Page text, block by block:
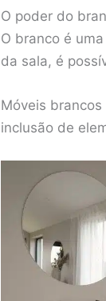
O poder do
O branco é
da sala, é
Móveis
inclusão de